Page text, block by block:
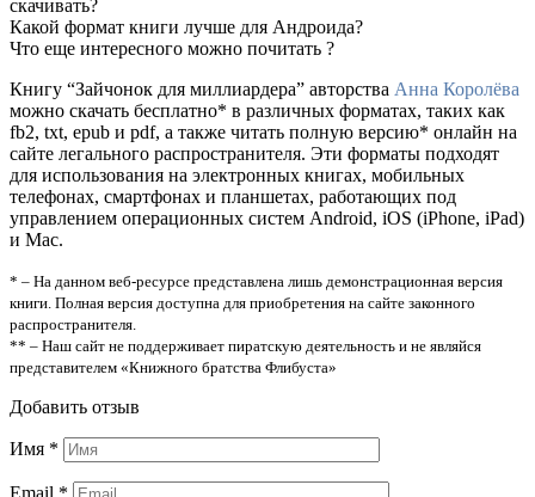
скачивать?
Какой формат книги лучше для Андроида?
Что еще интересного можно почитать ?
Книгу “Зайчонок для миллиардера” авторства Анна Королёва
можно скачать бесплатно* в различных форматах, таких как
fb2, txt, epub и pdf, а также читать полную версию* онлайн на
сайте легального распространителя. Эти форматы подходят
для использования на электронных книгах, мобильных
телефонах, смартфонах и планшетах, работающих под
управлением операционных систем Android, iOS (iPhone, iPad)
и Mac.
* – На данном веб-ресурсе представлена лишь демонстрационная версия
книги. Полная версия доступна для приобретения на сайте законного
распространителя.
** – Наш сайт не поддерживает пиратскую деятельность и не являйся
представителем «Книжного братства Флибуста»
Добавить отзыв
Имя *
Email *